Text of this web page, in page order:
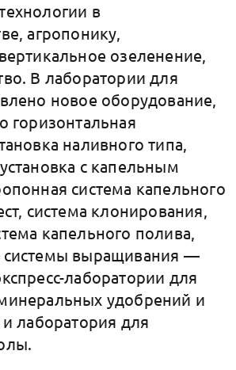
в
агропонику,
озеленение,
В лаборатории для
новое оборудование,
горизонтальная
наливного типа,
с капельным
система капельного
система клонирования,
капельного полива,
системы выращивания —
лаборатории для
удобрений и
лаборатория для